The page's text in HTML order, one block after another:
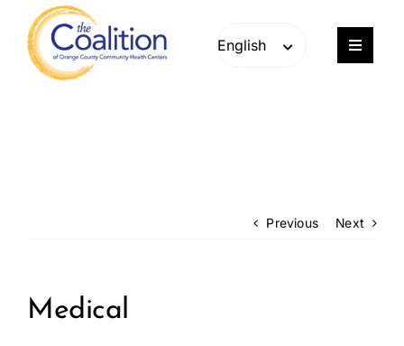
content
content
Toggle
Previous Next
Medical